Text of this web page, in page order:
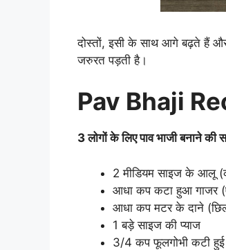
दोस्तों, इसी के साथ आगे बढ़ते हैं
जरुरत पड़ती है।
Pav Bhaji
3 लोगों के लिए पाव भाजी बनाने की
2 मीडियम साइज के आलू
आधा कप कटा हुआ गाजर
आधा कप मटर के दाने
1 बड़े साइज की प्याज
3/4 कप फूलगोभी कटी हुई